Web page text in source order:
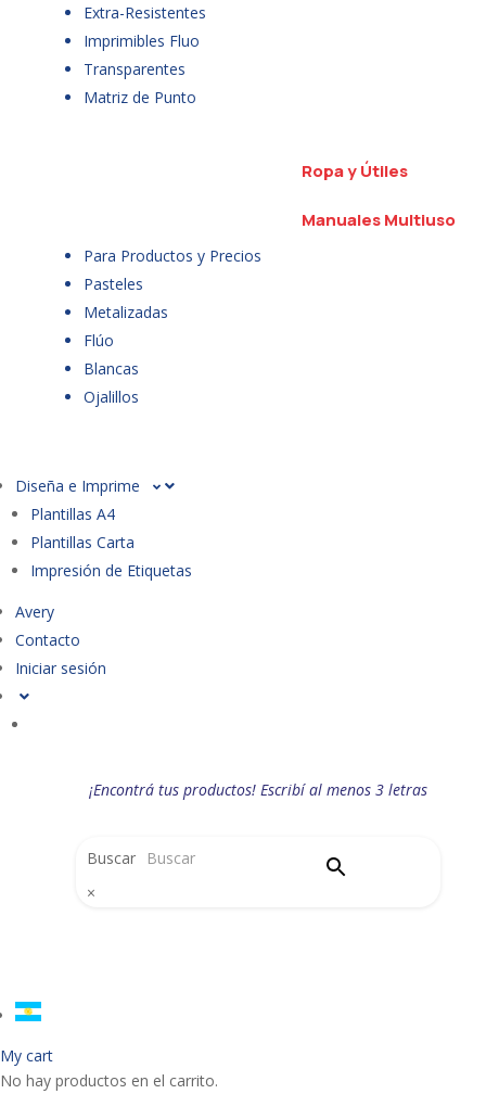
Extra-Resistentes
Imprimibles Fluo
Transparentes
Matriz de Punto
Ropa y Útiles
Manuales Multiuso
Para Productos y Precios
Pasteles
Metalizadas
Flúo
Blancas
Ojalillos
Diseña e Imprime
Plantillas A4
Plantillas Carta
Impresión de Etiquetas
Avery
Contacto
Iniciar sesión
¡Encontrá tus productos! Escribí al menos 3 letras
Buscar
×
My cart
No hay productos en el carrito.